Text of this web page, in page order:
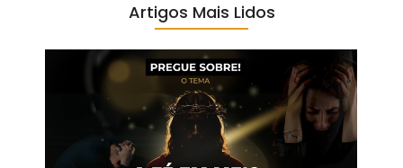
Artigos Mais Lidos